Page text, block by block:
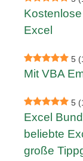
Excel
5
Mit VBA
5
Excel
beliebte
große